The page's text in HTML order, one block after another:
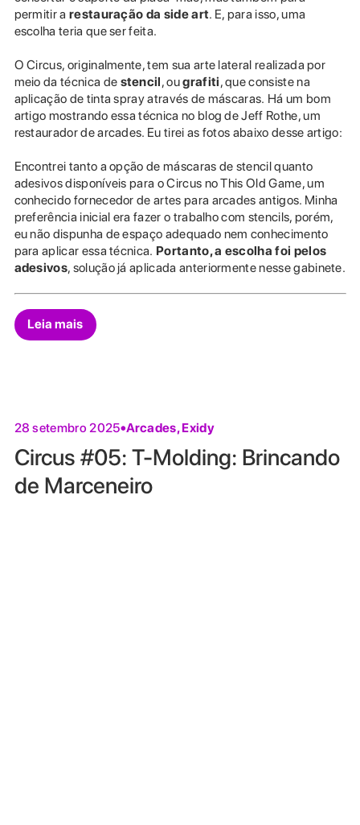
permitir a restauração da sideart. E, para isso, uma
escolha teria que ser feita.
O Circus, originalmente, tem sua arte lateral realizada por
meio da técnica de stencil, ougrafiti, que consiste na
aplicação de tinta spray através de máscaras. Há um bom
artigo mostrando essa técnica no blog de Jeff Rothe, um
restaurador de arcades. Eu tirei as fotos abaixo desse artigo:
Encontrei tanto a opção de máscaras de stencil quanto
adesivos disponíveis para o Circus no This Old Game, um
conhecido fornecedor de artes para arcades antigos. Minha
preferência inicial era fazer o trabalho com stencils, porém,
eu não dispunha de espaço adequado nem conhecimento
para aplicar essa técnica. Portanto, a escolha foi pelos
adesivos, solução já aplicada anteriormente nesse gabinete.
Leia mais
28 setembro 2025 Arcades,Exidy
Circus #05: T-Molding: Brincando
de Marceneiro